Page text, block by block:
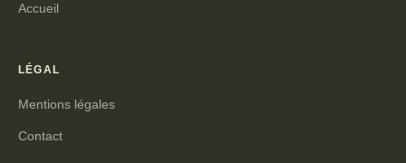
Accueil
LÉGAL
Mentions légales
Contact